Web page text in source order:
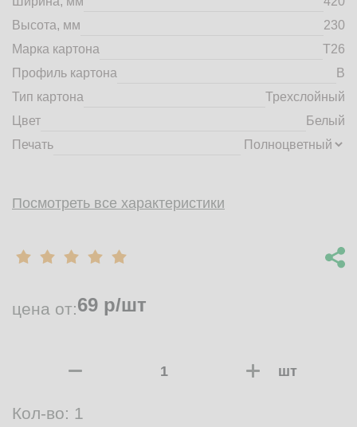
+7 (4832) 71-44-42
г. Брянск, Белобережская улица, 1А
© 2014 - 2026 | ООО ТД "Брянский картон" Все права защищены,
материалов с сайта строго запрещено.
Высота, мм
230
Марка картона
Т26
Профиль картона
B
Тип картона
Трехслойный
Цвет
Белый
Печать
Посмотреть все характеристики
цена от:69 р/шт
шт
Кол-во: 1